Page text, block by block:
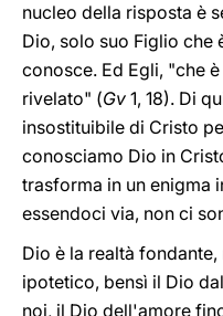
nucleo della risposta è
Dio, solo suo Figlio che
conosce. Ed Egli, "che
rivelato" (Gv 1, 18). Di
insostituibile di Cristo
conosciamo Dio in
trasforma in un enigma
essendoci via, non ci
Dio è la realtà
ipotetico, bensì il Dio
noi, il Dio dell'amore